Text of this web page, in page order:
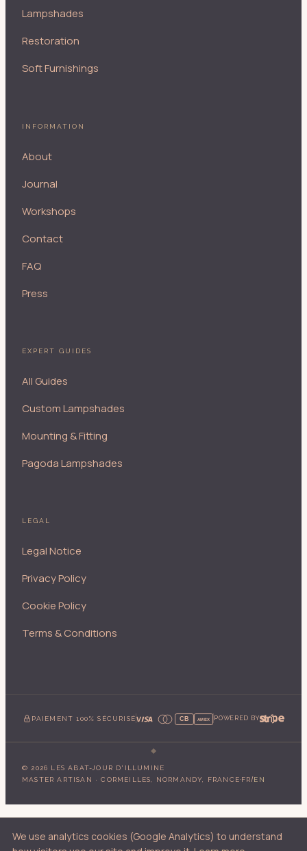
Lampshades
Restoration
Soft Furnishings
INFORMATION
About
Journal
Workshops
Contact
FAQ
Press
EXPERT GUIDES
All Guides
Custom Lampshades
Mounting & Fitting
Pagoda Lampshades
LEGAL
Legal Notice
Privacy Policy
Cookie Policy
Terms & Conditions
PAIEMENT 100% SÉCURISÉ CB AMEX POWERED BY
© 2026 LES ABAT-JOUR D'ILLUMINE
MASTER ARTISAN · CORMEILLES, NORMANDY, FRANCE·FR/EN
We use analytics cookies (Google Analytics) to understand